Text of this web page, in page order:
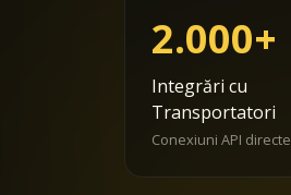
2.000+
Integrări cu
Transportatori
Conexiuni API directe